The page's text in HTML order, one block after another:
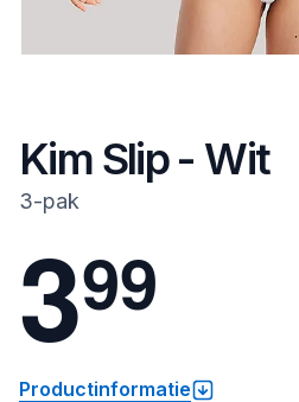
Kim Slip - Wit
3-pak
399
Productinformatie